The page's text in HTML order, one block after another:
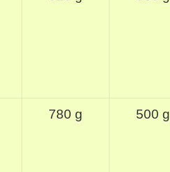
780 g 500 g